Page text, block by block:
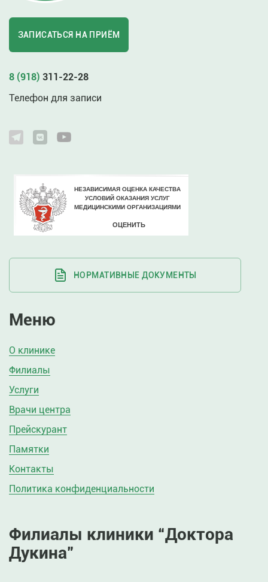
ЗАПИСАТЬСЯ НА ПРИЁМ
8 (918) 311-22-28
Телефон для записи
НОРМАТИВНЫЕ ДОКУМЕНТЫ
Меню
О клинике
Филиалы
Услуги
Врачи центра
Прейскурант
Памятки
Контакты
Политика конфиденциальности
Филиалы клиники “Доктора
Дукина”